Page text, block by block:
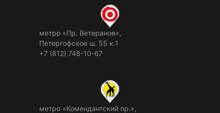
метро «Пр. Ветеранов»,
Петергофское ш. 55 к.1
+7 (812) 748-10-67
метро «Комендантский пр.»,